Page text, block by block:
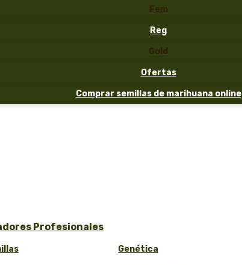
Fem
Reg
Gold
Ofertas
Comprar semillas de marihuana online
Profesionales
Genética